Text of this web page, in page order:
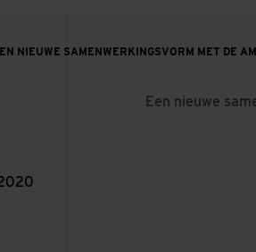
NIEUWE SAMENWERKINGSVORM MET DE
Een nieuwe